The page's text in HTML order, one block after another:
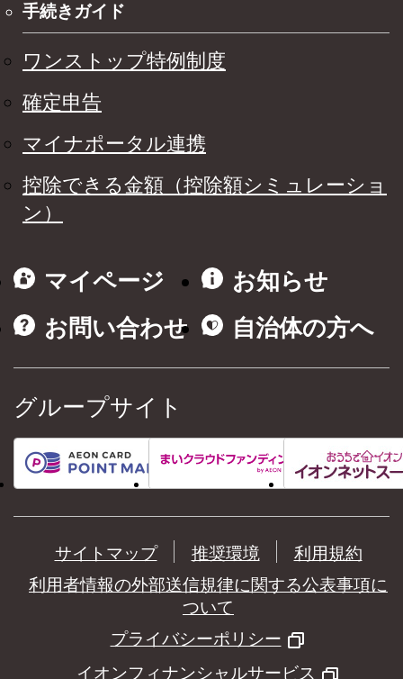
手続きガイド
ワンストップ特例制度
確定申告
マイナポータル連携
控除できる金額（控除額シミュレーショ
ン）
マイページ
お知らせ
お問い合わせ
自治体の方へ
グループサイト
サイトマップ 推奨環境
利用規約
利用者情報の外部送信規律に関する公表事項に
ついて
プライバシーポリシー
イオンフィナンシャルサービス